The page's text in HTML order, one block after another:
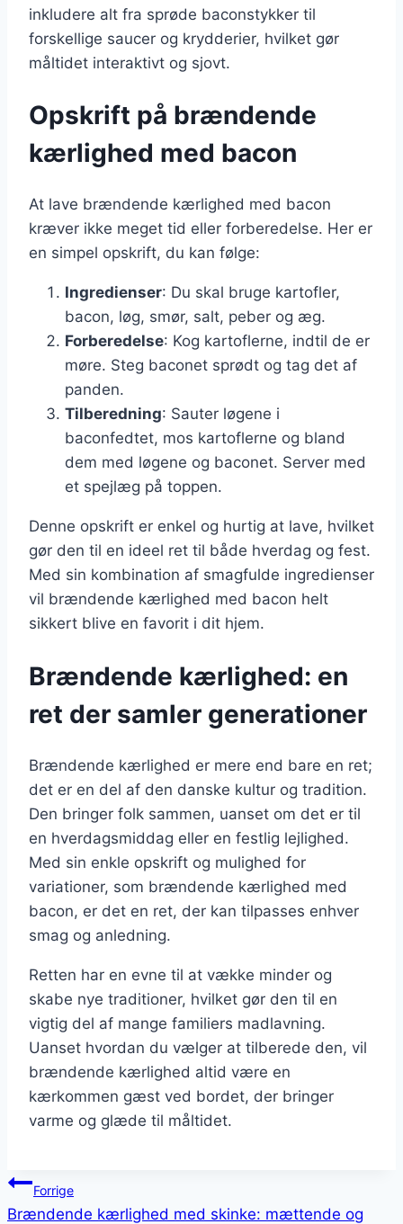
inkludere alt fra sprøde baconstykker til
forskellige saucer og krydderier, hvilket gør
måltidet interaktivt og sjovt.
Opskrift på brændende
kærlighed med bacon
At lave brændende kærlighed med bacon
kræver ikke meget tid eller forberedelse. Her er
en simpel opskrift, du kan følge:
Ingredienser: Du skal bruge kartofler,
bacon, løg, smør, salt, peber og æg.
Forberedelse: Kog kartoflerne, indtil de er
møre. Steg baconet sprødt og tag det af
panden.
Tilberedning: Sauter løgene i
baconfedtet, mos kartoflerne og bland
dem med løgene og baconet. Server med
et spejlæg på toppen.
Denne opskrift er enkel og hurtig at lave, hvilket
gør den til en ideel ret til både hverdag og fest.
Med sin kombination af smagfulde ingredienser
vil brændende kærlighed med bacon helt
sikkert blive en favorit i dit hjem.
Brændende kærlighed: en
ret der samler generationer
Brændende kærlighed er mere end bare en ret;
det er en del af den danske kultur og tradition.
Den bringer folk sammen, uanset om det er til
en hverdagsmiddag eller en festlig lejlighed.
Med sin enkle opskrift og mulighed for
variationer, som brændende kærlighed med
bacon, er det en ret, der kan tilpasses enhver
smag og anledning.
Retten har en evne til at vække minder og
skabe nye traditioner, hvilket gør den til en
vigtig del af mange familiers madlavning.
Uanset hvordan du vælger at tilberede den, vil
brændende kærlighed altid være en
kærkommen gæst ved bordet, der bringer
varme og glæde til måltidet.
Indlægsnavigation
Forrige
Brændende kærlighed med skinke: mættende og